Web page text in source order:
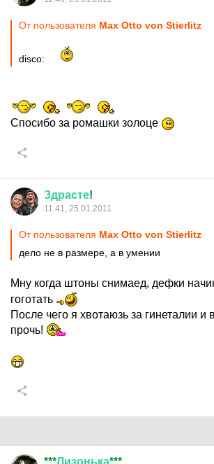
От пользователя Max Otto von Stierlitz
disco:
Спосибо за ромашки золоце
Здрасте!
11:41, 25.01.2011
От пользователя Max Otto von Stierlitz
дело не в размере, а в умении
Мну когда штоны снимаед, дефки
гоготать
После чего я хвотаюзь за гинеталии и
прочь!
***Лизонька***